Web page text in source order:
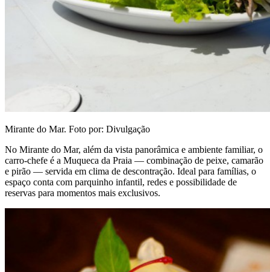
Mirante do Mar. Foto por: Divulgação
No Mirante do Mar, além da vista panorâmica e ambiente familiar, o
carro-chefe é a Muqueca da Praia — combinação de peixe, camarão
e pirão — servida em clima de descontração. Ideal para famílias, o
espaço conta com parquinho infantil, redes e possibilidade de
reservas para momentos mais exclusivos.